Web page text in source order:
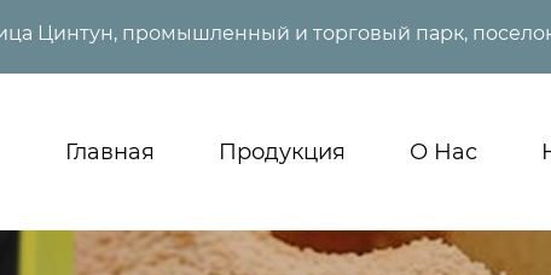
Цинтун, промышленный и торговый парк,
Главная Продукция О Нас